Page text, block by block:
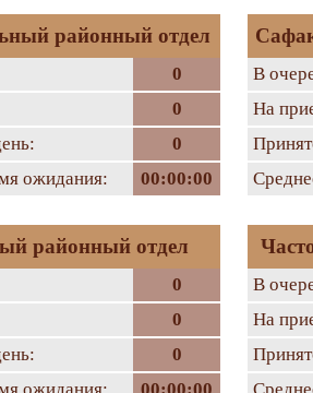
районный отдел
0
0
0
ожидания:
00:00:00
В
На
районный отдел
0
0
0
В
На